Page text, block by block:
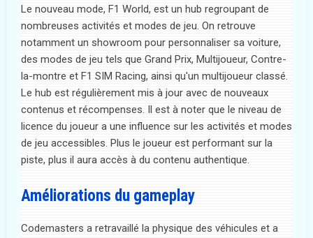
Le nouveau mode, F1 World, est un hub regroupant de
nombreuses activités et modes de jeu. On retrouve
notamment un showroom pour personnaliser sa voiture,
des modes de jeu tels que Grand Prix, Multijoueur, Contre-
la-montre et F1 SIM Racing, ainsi qu'un multijoueur classé.
Le hub est régulièrement mis à jour avec de nouveaux
contenus et récompenses. Il est à noter que le niveau de
licence du joueur a une influence sur les activités et modes
de jeu accessibles. Plus le joueur est performant sur la
piste, plus il aura accès à du contenu authentique.
Améliorations du gameplay
Codemasters a retravaillé la physique des véhicules et a